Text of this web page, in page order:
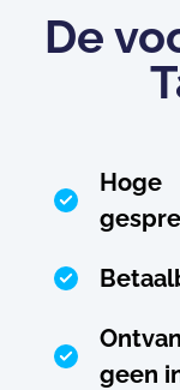
De
Hoge
geen